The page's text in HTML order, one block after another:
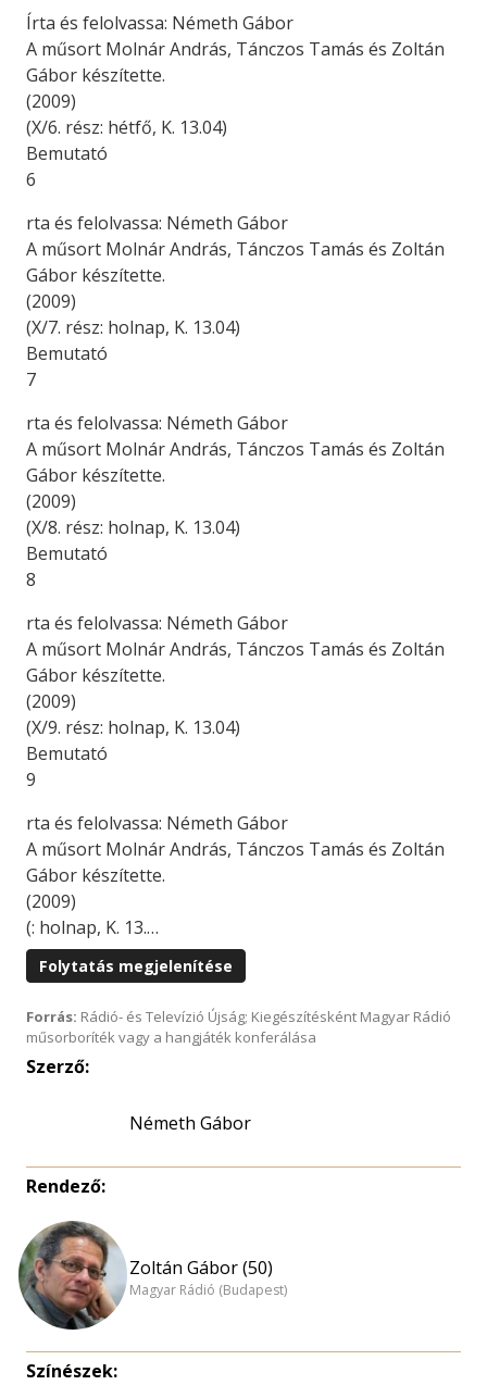
Írta és felolvassa: Németh Gábor
A műsort Molnár András, Tánczos Tamás és Zoltán
Gábor készítette.
(2009)
(X/6. rész: hétfő, K. 13.04)
Bemutató
6
rta és felolvassa: Németh Gábor
A műsort Molnár András, Tánczos Tamás és Zoltán
Gábor készítette.
(2009)
(X/7. rész: holnap, K. 13.04)
Bemutató
7
rta és felolvassa: Németh Gábor
A műsort Molnár András, Tánczos Tamás és Zoltán
Gábor készítette.
(2009)
(X/8. rész: holnap, K. 13.04)
Bemutató
8
rta és felolvassa: Németh Gábor
A műsort Molnár András, Tánczos Tamás és Zoltán
Gábor készítette.
(2009)
(X/9. rész: holnap, K. 13.04)
Bemutató
9
rta és felolvassa: Németh Gábor
A műsort Molnár András, Tánczos Tamás és Zoltán
Gábor készítette.
(2009)
(: holnap, K. 13.…
Folytatás megjelenítése
Forrás: Rádió- és Televízió Újság; Kiegészítésként Magyar Rádió
műsorboríték vagy a hangjáték konferálása
Szerző:
Németh Gábor
Rendező:
Zoltán Gábor (50)
Magyar Rádió (Budapest)
Színészek: